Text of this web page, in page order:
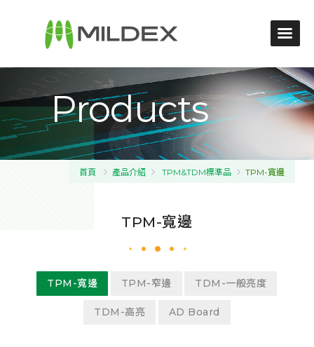
Products
首頁 產品介紹 TPM&TDM標準品 TPM-寬邊
TPM-寬邊
TPM-寬邊 TPM-窄邊 TDM-一般亮度
TDM-高亮 AD Board